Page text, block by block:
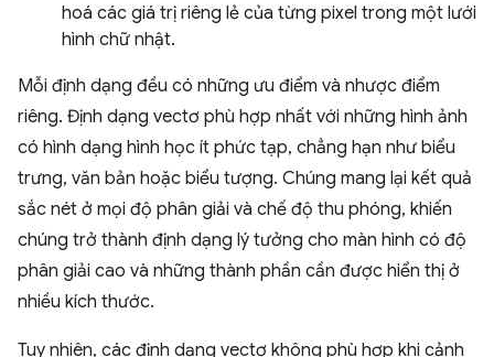
hoá các giá trị riêng lẻ của từng pixel trong một lưới
hình chữ nhật.
Mỗi định dạng đều có những ưu điểm và nhược điểm
riêng. Định dạng vectơ phù hợp nhất với những hình ảnh
có hình dạng hình học ít phức tạp, chẳng hạn như biểu
trưng, văn bản hoặc biểu tượng. Chúng mang lại kết quả
sắc nét ở mọi độ phân giải và chế độ thu phóng, khiến
chúng trở thành định dạng lý tưởng cho màn hình có độ
phân giải cao và những thành phần cần được hiển thị ở
nhiều kích thước.
Tuy nhiên, các định dạng vectơ không phù hợp khi cảnh